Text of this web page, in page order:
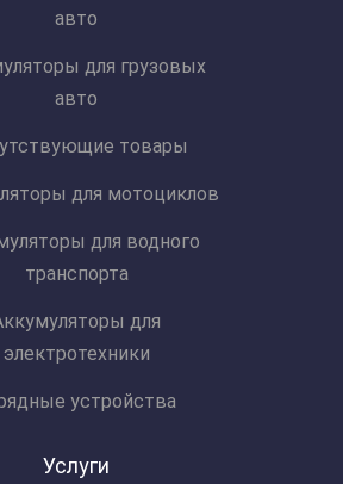
авто
для грузовых
авто
товары
для мотоциклов
для водного
транспорта
для
электротехники
устройства
Услуги